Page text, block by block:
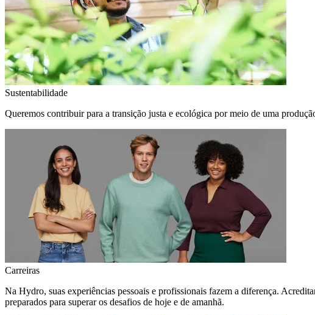
Sustentabilidade
Queremos contribuir para a transição justa e ecológica por meio de uma
Carreiras
Na Hydro, suas experiências pessoais e profissionais fazem a diferença.
preparados para superar os desafios de hoje e de amanhã.